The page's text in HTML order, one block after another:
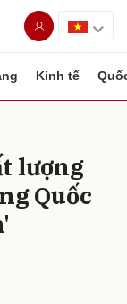
Kinh tế
lượng
Quốc